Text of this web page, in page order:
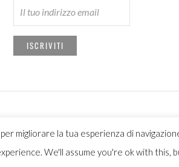
migliorare la tua esperienza di
We'll assume you're ok with this,
Italiano